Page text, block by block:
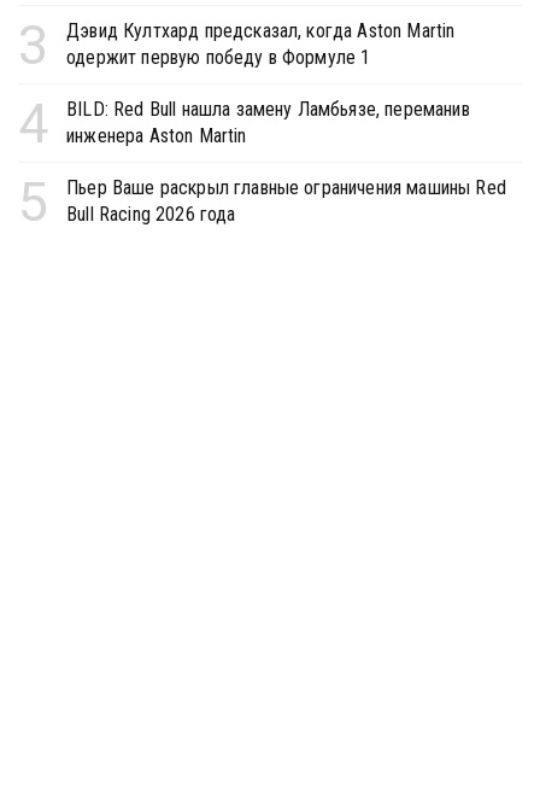
3
Дэвид Култхард предсказал, когда Aston Martin
одержит первую победу в Формуле 1
4
BILD: Red Bull нашла замену Ламбьязе, переманив
инженера Aston Martin
5
Пьер Ваше раскрыл главные ограничения машины Red
Bull Racing 2026 года